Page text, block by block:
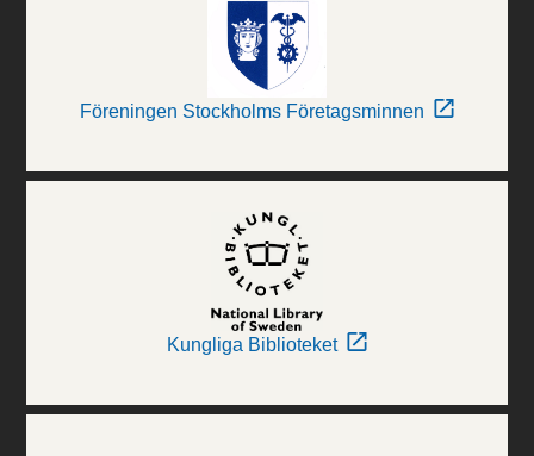
Föreningen Stockholms Företagsminnen
Kungliga Biblioteket